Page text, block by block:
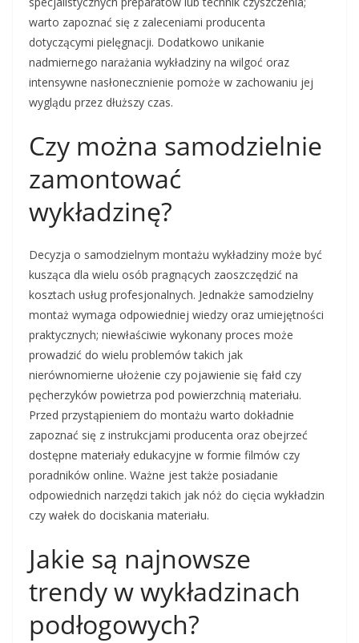
warto zapoznać się z zaleceniami producenta
dotyczącymi pielęgnacji. Dodatkowo unikanie
nadmiernego narażania wykładziny na wilgoć oraz
intensywne nasłonecznienie pomoże w zachowaniu jej
wyglądu przez dłuższy czas.
Czy można samodzielnie
zamontować
wykładzinę?
Decyzja o samodzielnym montażu wykładziny może być
kusząca dla wielu osób pragnących zaoszczędzić na
kosztach usług profesjonalnych. Jednakże samodzielny
montaż wymaga odpowiedniej wiedzy oraz umiejętności
praktycznych; niewłaściwie wykonany proces może
prowadzić do wielu problemów takich jak
nierównomierne ułożenie czy pojawienie się fałd czy
pęcherzyków powietrza pod powierzchnią materiału.
Przed przystąpieniem do montażu warto dokładnie
zapoznać się z instrukcjami producenta oraz obejrzeć
dostępne materiały edukacyjne w formie filmów czy
poradników online. Ważne jest także posiadanie
odpowiednich narzędzi takich jak nóż do cięcia wykładzin
czy wałek do dociskania materiału.
Jakie są najnowsze
trendy w wykładzinach
podłogowych?